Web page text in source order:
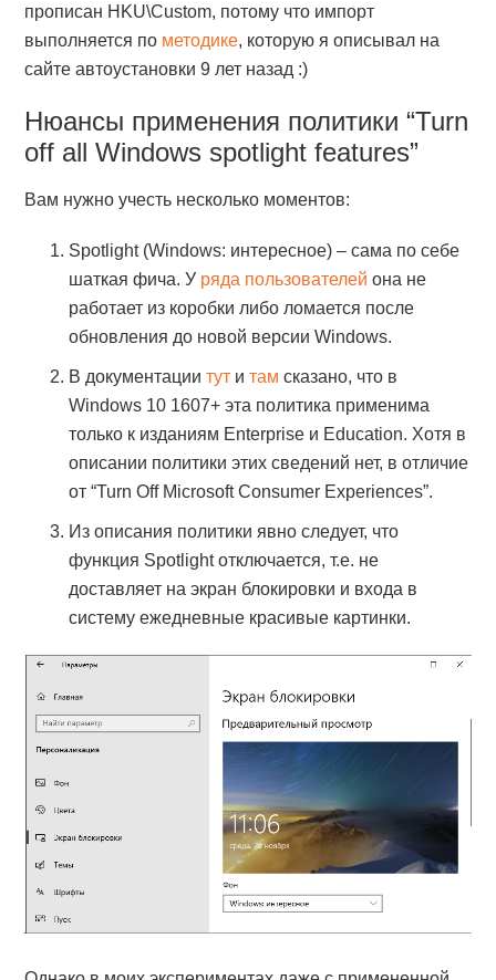
прописан HKU\Custom, потому что импорт
выполняется по методике, которую я описывал на
сайте автоустановки 9 лет назад :)
Нюансы применения политики “Turn
off all Windows spotlight features”
Вам нужно учесть несколько моментов:
Spotlight (Windows: интересное) – сама по себе
шаткая фича. У ряда пользователей она не
работает из коробки либо ломается после
обновления до новой версии Windows.
В документациитут итам сказано, что в
Windows 10 1607+ эта политика применима
только к изданиям Enterprise и Education. Хотя в
описании политики этих сведений нет, в отличие
от “Turn Off Microsoft Consumer Experiences”.
Из описания политики явно следует, что
функция Spotlight отключается, т.е. не
доставляет на экран блокировки и входа в
систему ежедневные красивые картинки.